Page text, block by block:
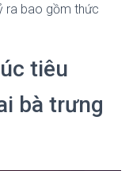
ra bao gồm thức
tiêu
bà trưng